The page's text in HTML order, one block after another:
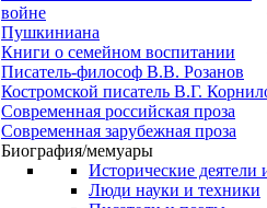
войне
Пушкиниана
Книги о семейном воспитании
Писатель-философ В.В. Розанов
Костромской писатель В.Г.
Современная российская проза
Современная зарубежная проза
Биография/мемуары
Исторические деятели
Люди науки и техники